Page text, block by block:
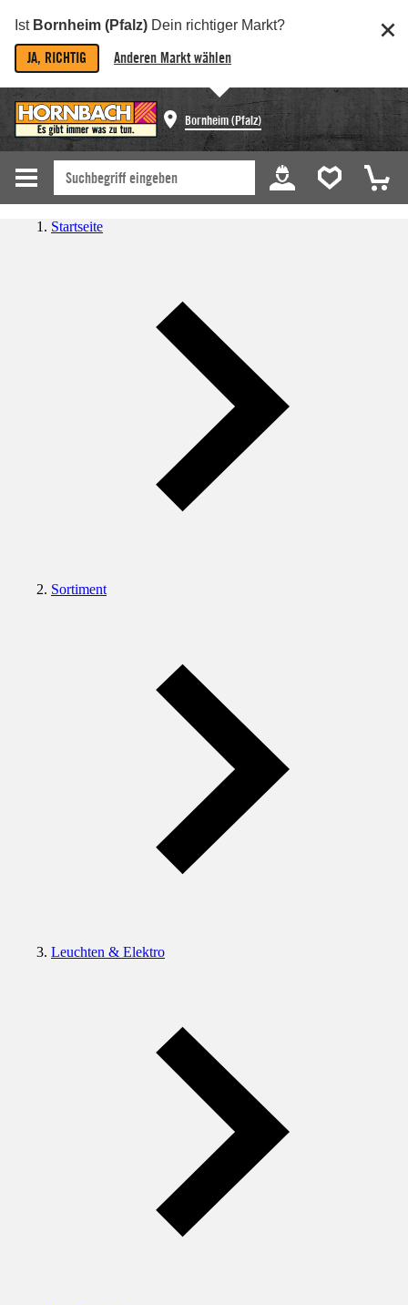
Ist Bornheim (Pfalz) Dein richtiger Markt?
JA, RICHTIG Anderen Markt wählen
Bornheim (Pfalz)
Startseite
Sortiment
Leuchten & Elektro